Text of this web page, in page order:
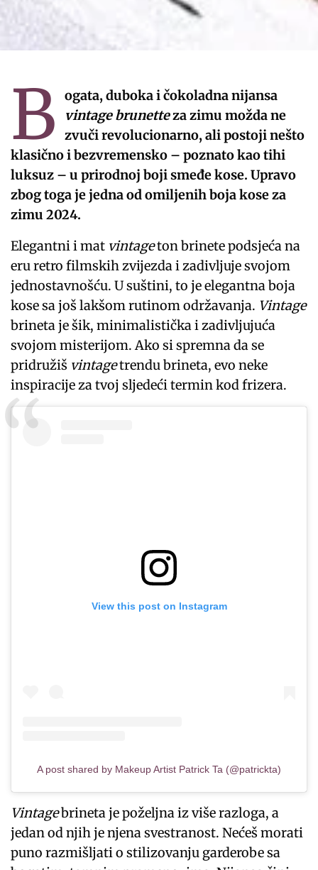
B
ogata, duboka i čokoladna nijansa
vintage brunetteza zimu možda ne
zvuči revolucionarno, ali postoji nešto
klasično i bezvremensko – poznato kao tihi
luksuz – u prirodnoj boji smeđe kose. Upravo
zbog toga je jedna od omiljenih boja kose za
zimu 2024.
Elegantni i mat vintageton brinete podsjeća na
eru retro filmskih zvijezda i zadivljuje svojom
jednostavnošću. U suštini, to je elegantna boja
kose sa još lakšom rutinom održavanja. Vintage
brineta je šik, minimalistička i zadivljujuća
svojom misterijom. Ako si spremna da se
pridružiš vintagetrendu brineta, evo neke
inspiracije za tvoj sljedeći termin kod frizera.
View this post on Instagram
A post shared by Makeup Artist Patrick Ta (@patrickta)
Vintagebrineta je poželjna iz više razloga, a
jedan od njih je njena svestranost. Nećeš morati
puno razmišljati o stilizovanju garderobe sa